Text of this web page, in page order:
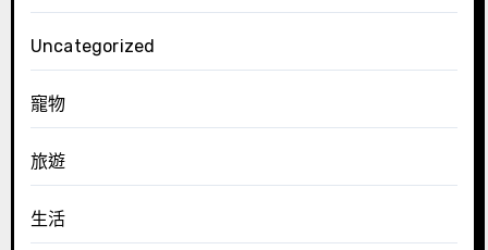
Uncategorized
寵物
旅遊
生活